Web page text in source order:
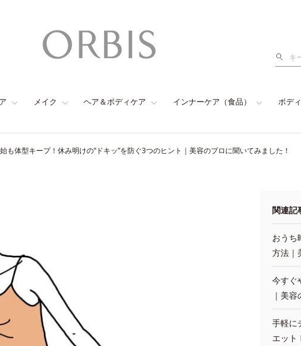
検
メイク ヘア＆ボディケア インナーケア（食品） ボデ
も体型キープ！休み明けの“ドキッ”を防ぐ3つのヒント｜美容のプロに聞いてみました！
関連記
おうち
方法｜
今すぐ
｜美
手軽に
エット